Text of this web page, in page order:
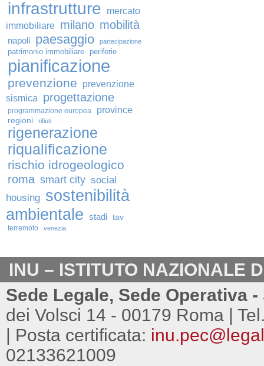
infrastrutture
mercato
immobiliare milano mobilità
napoli paesaggio partecipazione
patrimonio immobiliare periferie
pianificazione
prevenzione
prevenzione
sismica
progettazione
programmazione europea province
regioni rifiuti
rigenerazione
riqualificazione
rischio idrogeologico
roma smart city social
housing sostenibilità
ambientale stadi tav
terremoto venezia
INU – ISTITUTO NAZIONALE
Sede Legale, Sede Operativa
dei Volsci 14 - 00179 Roma |
| Posta certificata:
02133621009